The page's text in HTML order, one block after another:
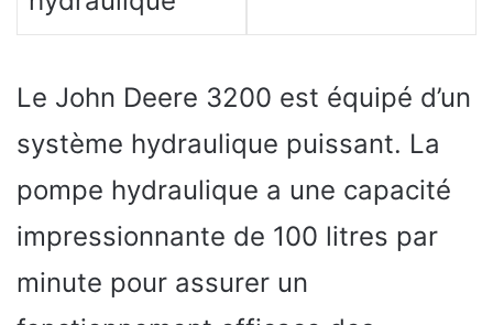
Le John Deere 3200 est équipé d’un
système hydraulique puissant. La
pompe hydraulique a une capacité
impressionnante de 100 litres par
minute pour assurer un